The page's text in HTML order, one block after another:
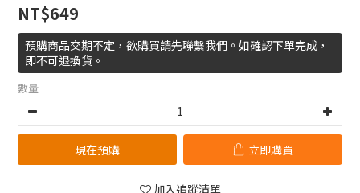
NT$649
預購商品交期不定，欲購買請先聯繫我們。如確認下單完成，
即不可退換貨。
數量
現在預購 立即購買
加入追蹤清單